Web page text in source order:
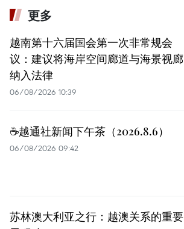
更多
越南第十六届国会第一次非常规会
议：建议将海岸空间廊道与海景视廊
纳入法律
06/08/2026 10:39
☕️越通社新闻下午茶（2026.8.6）
06/08/2026 09:42
苏林澳大利亚之行：越澳关系的重要